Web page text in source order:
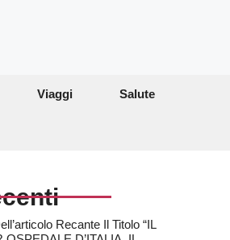
Viaggi Salute
Recante Il Titolo “IL